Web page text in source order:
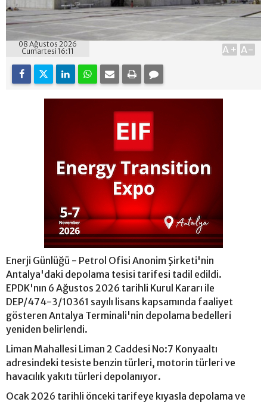
08 Ağustos 2026
Cumartesi 16:11
A+ A-
Enerji Günlüğü - Petrol Ofisi Anonim Şirketi'nin
Antalya'daki depolama tesisi tarifesi tadil edildi.
EPDK'nın 6 Ağustos 2026 tarihli Kurul Kararı ile
DEP/474-3/10361 sayılı lisans kapsamında faaliyet
gösteren Antalya Terminali'nin depolama bedelleri
yeniden belirlendi.
Liman Mahallesi Liman 2 Caddesi No:7 Konyaaltı
adresindeki tesiste benzin türleri, motorin türleri ve
havacılık yakıtı türleri depolanıyor.
Ocak 2026 tarihli önceki tarifeye kıyasla depolama ve